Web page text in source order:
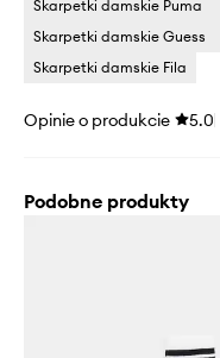
Skarpetki damskie Puma
Skarpetki damskie Guess
Skarpetki damskie Fila
Opinie o produkcie 5.0
Podobne produkty